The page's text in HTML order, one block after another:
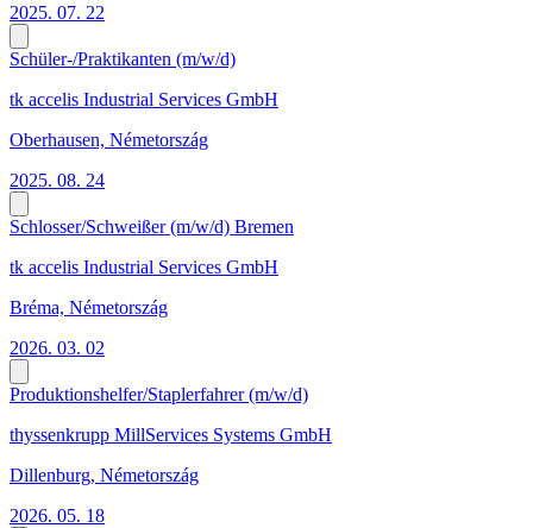
2025. 07. 22
Schüler-/Praktikanten (m/w/d)
tk accelis Industrial Services GmbH
Oberhausen, Németország
2025. 08. 24
Schlosser/Schweißer (m/w/d) Bremen
tk accelis Industrial Services GmbH
Bréma, Németország
2026. 03. 02
Produktionshelfer/Staplerfahrer (m/w/d)
thyssenkrupp MillServices Systems GmbH
Dillenburg, Németország
2026. 05. 18